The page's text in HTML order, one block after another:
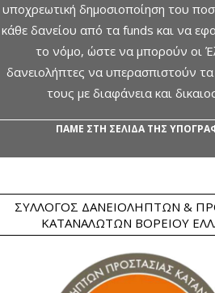
υποχρεωτική δημοσιοποίηση του
κάθε δανείου από τα funds και να
το νόμο, ώστε να μπορούν οι
δανειολήπτες να υπερασπιστούν
τους με διαφάνεια και
ΠΑΜΕ ΣΤΗ ΣΕΛΙΔΑ ΤΗΣ
ΣΎΛΛΟΓΟΣ ΔΑΝΕΙΟΛΗΠΤΏΝ &
ΚΑΤΑΝΑΛΩΤΏΝ ΒΟΡΕΊΟΥ